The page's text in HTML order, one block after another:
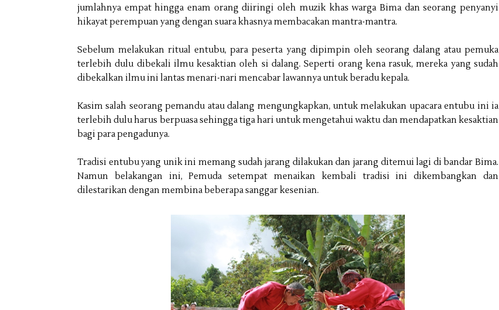
jumlahnya empat hingga enam orang diiringi oleh muzik khas warga Bima dan seorang penyanyi
hikayat perempuan yang dengan suara khasnya membacakan mantra-mantra.
Sebelum melakukan ritual entubu, para peserta yang dipimpin oleh seorang dalang atau pemuka
terlebih dulu dibekali ilmu kesaktian oleh si dalang. Seperti orang kena rasuk, mereka yang sudah
dibekalkan ilmu ini lantas menari-nari mencabar lawannya untuk beradu kepala.
Kasim salah seorang pemandu atau dalang mengungkapkan, untuk melakukan upacara entubu ini ia
terlebih dulu harus berpuasa sehingga tiga hari untuk mengetahui waktu dan mendapatkan kesaktian
bagi para pengadunya.
Tradisi entubu yang unik ini memang sudah jarang dilakukan dan jarang ditemui lagi di bandar Bima.
Namun belakangan ini, Pemuda setempat menaikan kembali tradisi ini dikembangkan dan
dilestarikan dengan membina beberapa sanggar kesenian.